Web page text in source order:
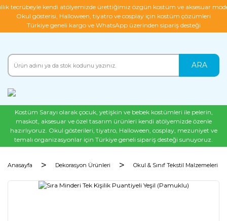
tecrübeyle kendi atölyemizde ürettiğimiz özgün kostüm ve aksesuar
Okul gösterisi, Halloween, tiyatro ve cosplay için kostüm çözümleri
Türkiye geneli kargo ve WhatsApp üzerinden sipariş desteği
ARA
Kostüm Sarayı olarak çocuk, yetişkin ve bebek kostümleri ile pelerin,
maskot, aksesuar ve özel tasarım ürünleri kendi atölyemizde özenle
hazırlıyoruz. Okul gösterileri, tiyatro, Halloween, cosplay, mezuniyet ve
temalı organizasyonlar için Türkiye geneli sipariş desteği sunuyoruz.
Anasayfa Dekorasyon Ürünleri Okul & Sınıf Tekstil Malzemeleri